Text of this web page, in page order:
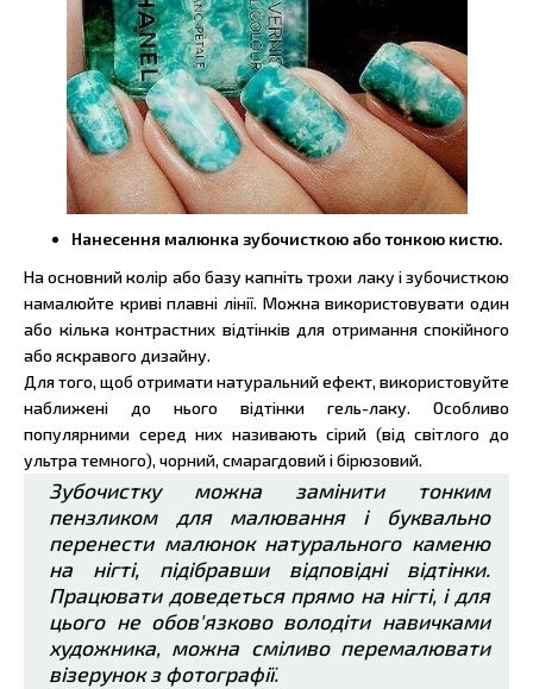
Нанесення малюнка зубочисткою або тонкою кистю.
На основний колір або базу капніть трохи лаку і зубочисткою
намалюйте криві плавні лінії. Можна використовувати один
або кілька контрастних відтінків для отримання спокійного
або яскравого дизайну.
Для того, щоб отримати натуральний ефект, використовуйте
наближені до нього відтінки гель-лаку. Особливо
популярними серед них називають сірий (від світлого до
ультра темного), чорний, смарагдовий і бірюзовий.
Зубочистку можна замінити тонким
пензликом для малювання і буквально
перенести малюнок натурального каменю
на нігті, підібравши відповідні відтінки.
Працювати доведеться прямо на нігті, і для
цього не обов'язково володіти навичками
художника, можна сміливо перемалювати
візерунок з фотографії.